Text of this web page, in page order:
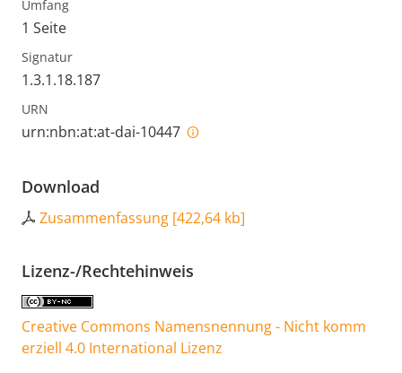
Umfang
1 Seite
Signatur
1.3.1.18.187
URN
urn:nbn:at:at-dai-10447
Download
Zusammenfassung [422,64 kb]
Lizenz-/Rechtehinweis
Creative Commons Namensnennung - Nicht komm
erziell 4.0 International Lizenz